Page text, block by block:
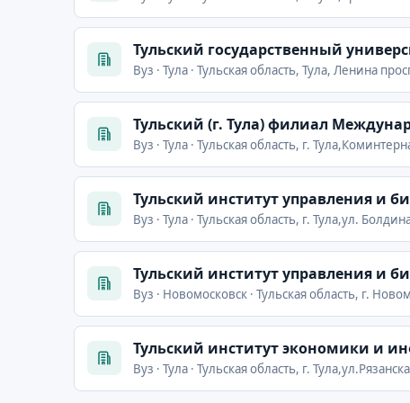
Тульский государственный
Вуз · Тула · Тульская область, Тула, Ленина
Тульский (г. Тула) филиал
Вуз · Тула · Тульская область, г.
Тульский институт управления и
Вуз · Тула · Тульская область, г. Тула,ул.
Тульский институт управления и
Вуз · Новомосковск · Тульская область, г.
Тульский институт экономики и
Вуз · Тула · Тульская область, г.